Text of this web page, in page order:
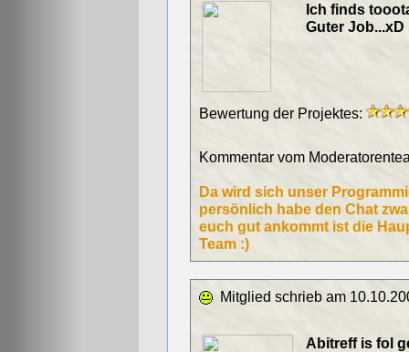
Ich finds
Guter Job...xD
Bewertung der Projektes:
Kommentar vom
Da wird sich unser
persönlich habe den Chat
euch gut ankommt ist die
Team :)
Mitglied schrieb am
Abitreff is fol